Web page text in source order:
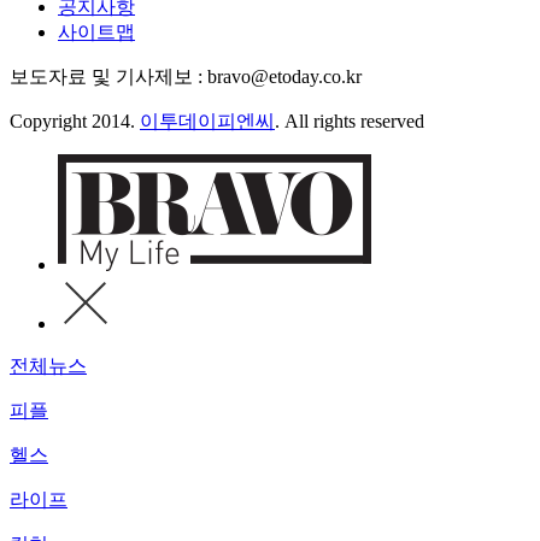
공지사항
사이트맵
보도자료 및 기사제보 : bravo@etoday.co.kr
Copyright 2014. 이투데이피엔씨 . All rights reserved
전체뉴스
피플
헬스
라이프